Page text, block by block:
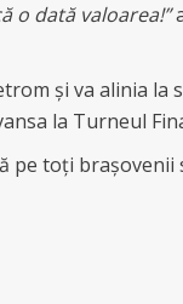
o dată valoarea!”
și va alinia la
la Turneul
toți brașovenii